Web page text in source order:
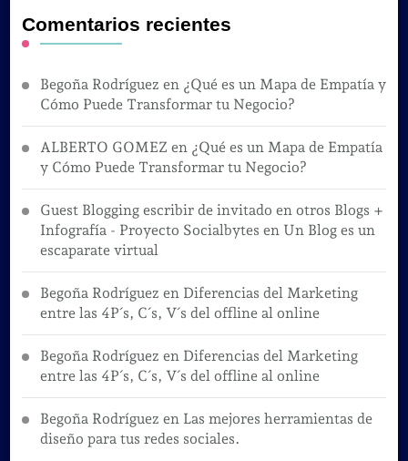
Comentarios recientes
Begoña Rodríguez en ¿Qué es un Mapa de Empatía y
Cómo Puede Transformar tu Negocio?
ALBERTO GOMEZ en ¿Qué es un Mapa de Empatía
y Cómo Puede Transformar tu Negocio?
Guest Blogging escribir de invitado en otros Blogs +
Infografía - Proyecto Socialbytes en Un Blog es un
escaparate virtual
Begoña Rodríguez en Diferencias del Marketing
entre las 4P´s, C´s, V´s del offline al online
Begoña Rodríguez en Diferencias del Marketing
entre las 4P´s, C´s, V´s del offline al online
Begoña Rodríguez en Las mejores herramientas de
diseño para tus redes sociales.